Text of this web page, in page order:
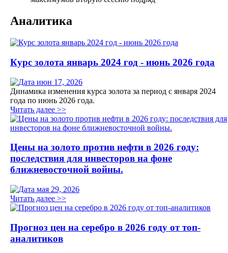
Аналитика
Курс золота январь 2024 год - июнь 2026 года
июн 17, 2026
Динамика изменения курса золота за период с января 2024
года по июнь 2026 года.
Читать далее >>
Цены на золото против нефти в 2026 году:
последствия для инвесторов на фоне
ближневосточной войны.
мая 29, 2026
Читать далее >>
Прогноз цен на серебро в 2026 году от топ-
аналитиков